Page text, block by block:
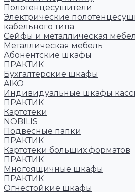
Полотенцесушители
Электрические
кабельного типа
Сейфы и металлическая
Металлическая мебель
Абонентские шкафы
ПРАКТИК
Бухгалтерские шкафы
AIKO
Индивидуальные шкафы
ПРАКТИК
Картотеки
NOBILIS
Подвесные папки
ПРАКТИК
Картотеки больших форматов
ПРАКТИК
Многоящичные шкафы
ПРАКТИК
Огнестойкие шкафы